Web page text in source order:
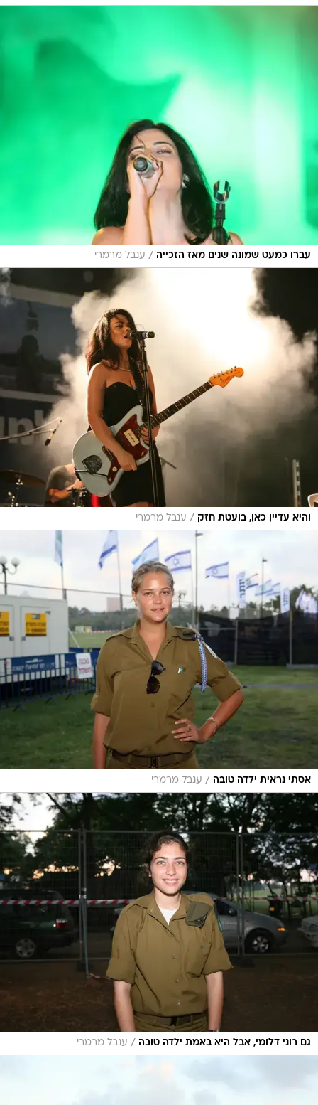
עברו כמעט שמונה שנים מאז הזכייה / ענבל מרמרי
והיא עדיין כאן, בועטת חזק / ענבל מרמרי
אסתי נראית ילדה טובה / ענבל מרמרי
גם רוני דלומי, אבל היא באמת ילדה טובה / ענבל מרמרי